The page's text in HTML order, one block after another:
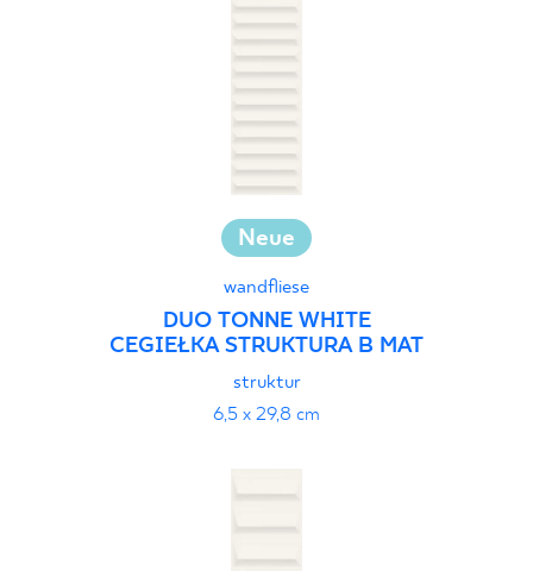
Neue
wandfliese
DUO TONNE WHITE
CEGIEŁKA STRUKTURA B MAT
struktur
6,5 x 29,8 cm